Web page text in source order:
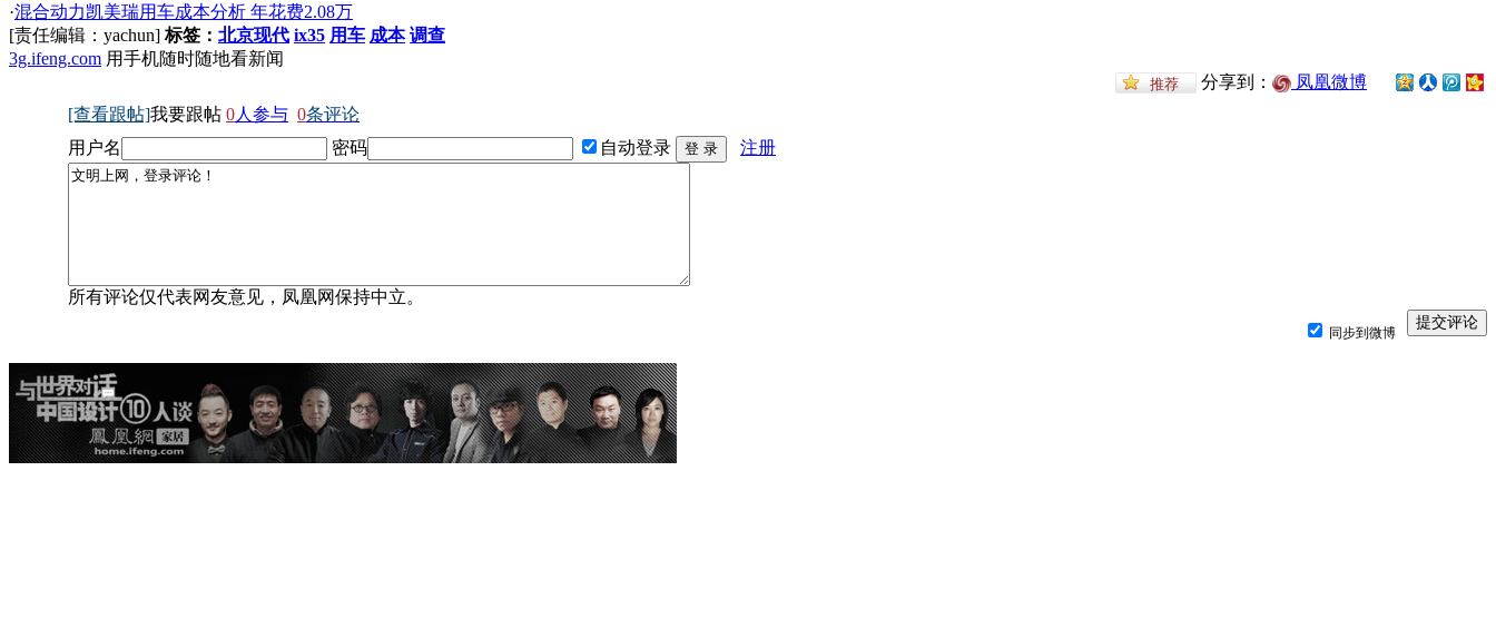
·混合动力凯美瑞用车成本分析 年花费2.08万
[责任编辑：yachun] 标签： 北京现代 ix35 用车 成本 调查
3g.ifeng.com 用手机随时随地看新闻
分享到：
凤凰微博
[查看跟帖]我要跟帖 0人参与 0条评论
用户名
密码 自动登录 注册
所有评论仅代表网友意见，凤凰网保持中立。
同步到微博